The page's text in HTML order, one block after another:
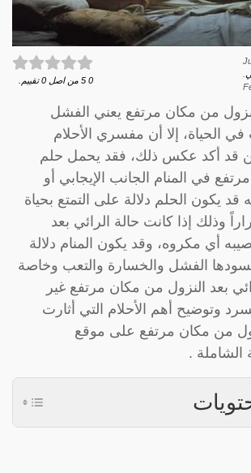
0
5 من اصل 0 تقييم.
من مكان مرتفع يعني الفشل
الحياة، إلا أن مفسري الأحلام
قد أكد عكس ذلك، فقد يحمل حلم
في المنام الجانب الإيجابي أو
قد يكون الحلم دلالة على التمتع بحياة
وذلك إذا كانت حالة الرائي بعد
أي مكروه، وقد يكون المنام دلالة
يسودها الفشل والخسارة والتعب وخاصة
بعد النزول من مكان مرتفع غير
وتوضيح أهم الأحلام التي أثارت
من مكان مرتفع على موقع
الشاملة .